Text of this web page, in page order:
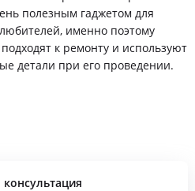
полезным гаджетом для
именно поэтому
к ремонту и используют
детали при его проведении.
консультация